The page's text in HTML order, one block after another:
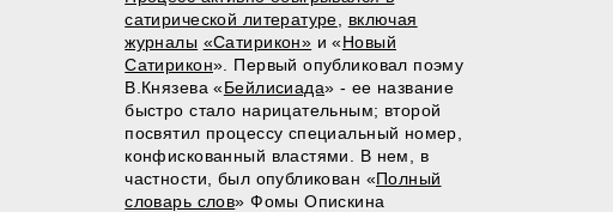
сатирической литературе
включая
журналы «Сатирикон» и «Новый
Сатирикон». Первый опубликовал поэму
В.Князева «Бейлисиада» - ее название
быстро стало нарицательным; второй
посвятил процессу специальный номер,
конфискованный властями. В нем, в
частности, был опубликован «Полный
словарь слов» Фомы Опискина